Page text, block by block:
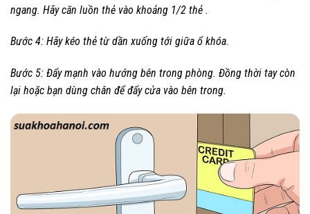
ngang. Hãy căn luồn thẻ vào khoảng 1/2 thẻ .
Bước 4: Hãy kéo thẻ từ dần xuống tới giữa ổ khóa.
Bước 5: Đẩy mạnh vào hướng bên trong phòng. Đồng thời tay còn
lại hoặc bạn dùng chân để đẩy cửa vào bên trong.